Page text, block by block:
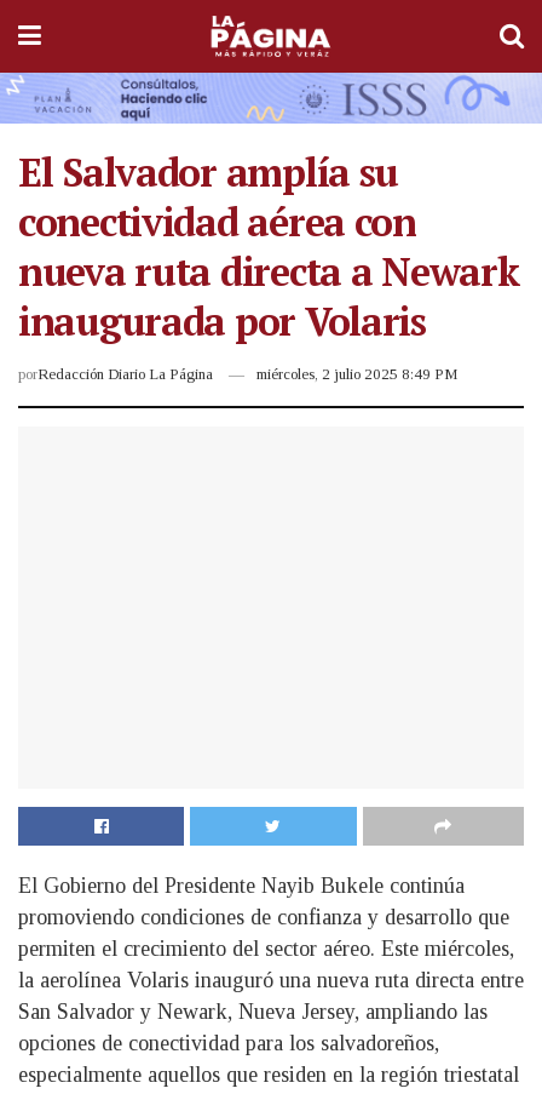
El Salvador amplía su
conectividad aérea con
nueva ruta directa a Newark
inaugurada por Volaris
porRedacción Diario La Página miércoles, 2 julio 2025 8:49 PM
El Gobierno del Presidente Nayib Bukele continúa
promoviendo condiciones de confianza y desarrollo que
permiten el crecimiento del sector aéreo. Este miércoles,
la aerolínea Volaris inauguró una nueva ruta directa entre
San Salvador y Newark, Nueva Jersey, ampliando las
opciones de conectividad para los salvadoreños,
especialmente aquellos que residen en la región triestatal